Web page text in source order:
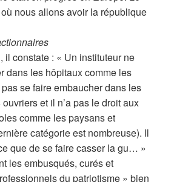
nous allons avoir la république
il constate : « Un instituteur ne
dans les hôpitaux comme les
se faire embaucher dans les
et il n’a pas le droit aux
comme les paysans et
catégorie est nombreuse). Il
que de se faire casser la gu… »
les embusqués, curés et
du patriotisme » bien